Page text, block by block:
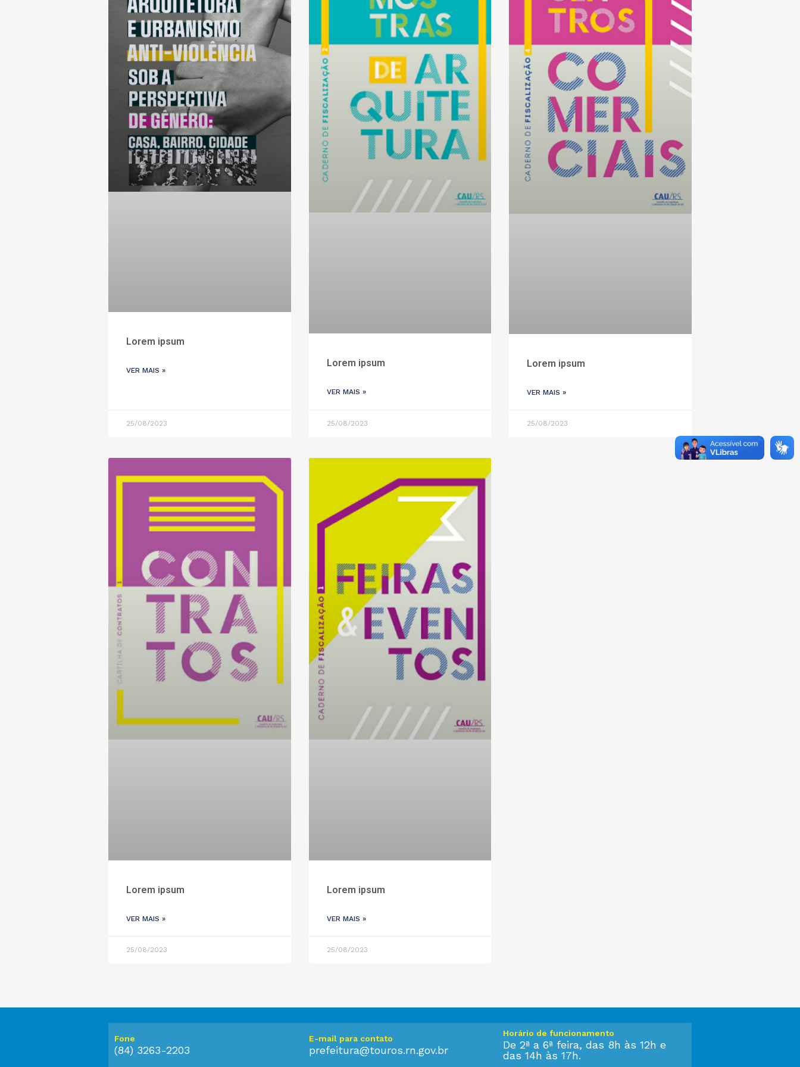
Lorem ipsum
VER MAIS »
25/08/2023
Lorem ipsum
VER MAIS »
25/08/2023
Lorem ipsum
VER MAIS »
25/08/2023
Lorem ipsum
VER MAIS »
25/08/2023
Lorem ipsum
VER MAIS »
25/08/2023
Fone
(84) 3263-2203
E-mail para contato
prefeitura@touros.rn.gov.br
Horário de funcionamento
De 2ª a 6ª feira, das 8h às 12h e
das 14h às 17h.